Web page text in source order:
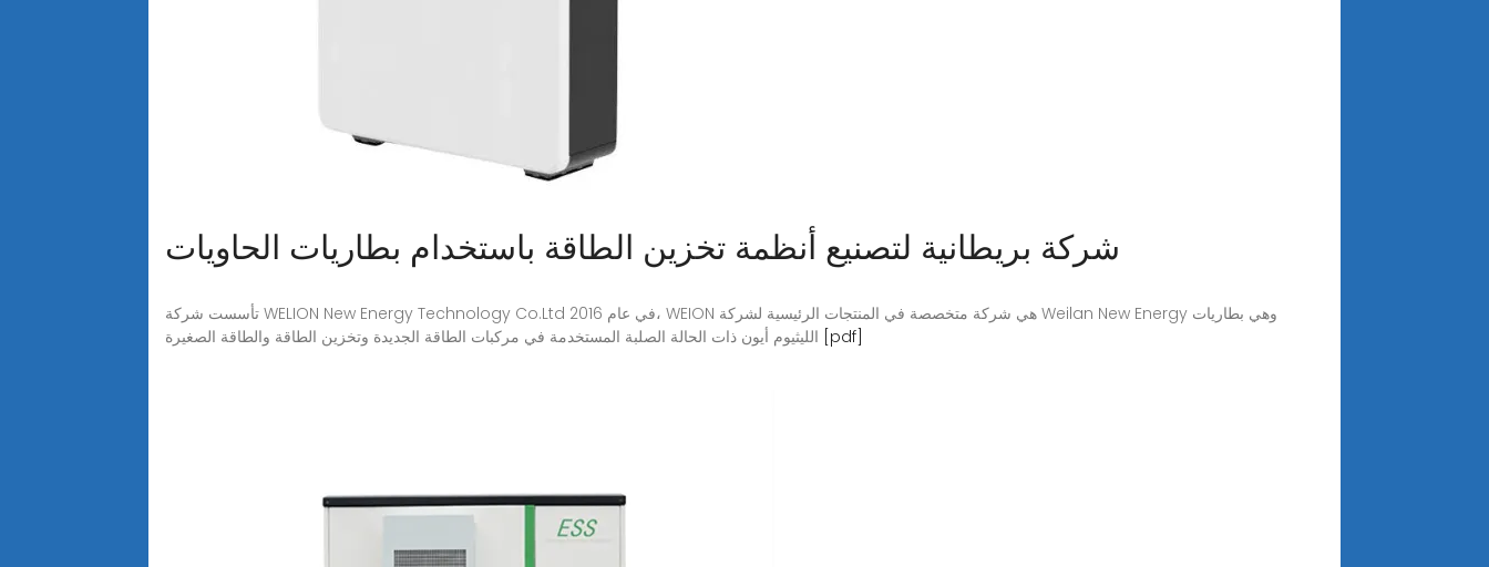
شركة بريطانية لتصنيع أنظمة تخزين الطاقة باستخدام بطاريات الحاويات
تأسست شركة WELION New Energy Technology Co.Ltd في عام 2016، WEION هي شركة متخصصة في المنتجات الرئيسية لشركة Weilan New Energy وهي بطاريات
[pdf]